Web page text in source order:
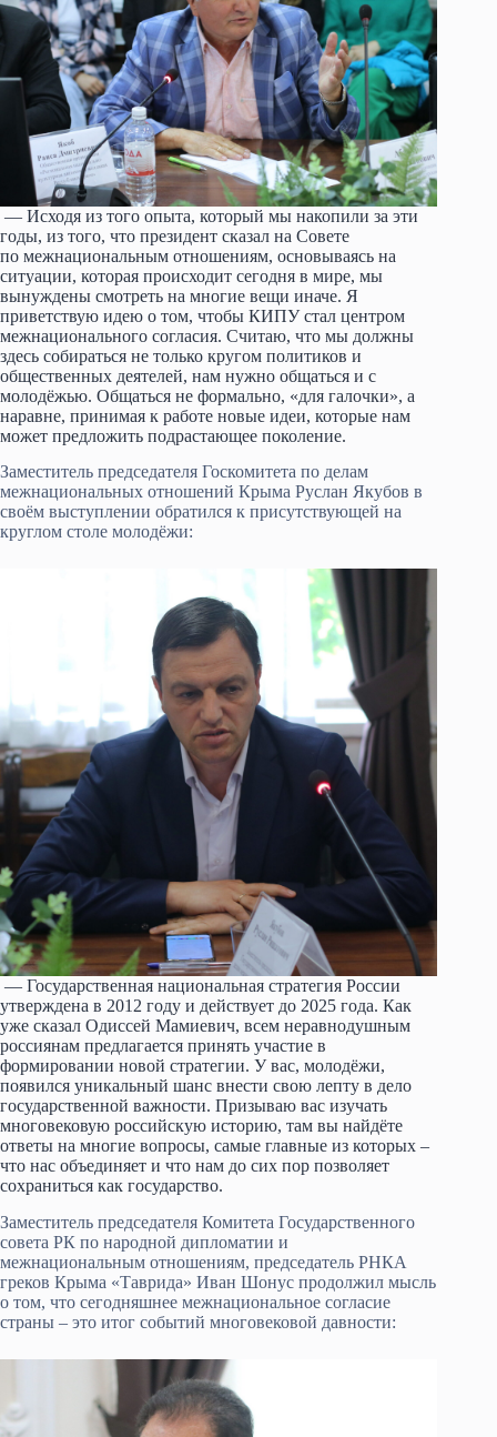
— Исходя из того опыта, который мы накопили за эти
годы, из того, что президент сказал на Совете
по межнациональным отношениям, основываясь на
ситуации, которая происходит сегодня в мире, мы
вынуждены смотреть на многие вещи иначе. Я
приветствую идею о том, чтобы КИПУ стал центром
межнационального согласия. Считаю, что мы должны
здесь собираться не только кругом политиков и
общественных деятелей, нам нужно общаться и с
молодёжью. Общаться не формально, «для галочки», а
наравне, принимая к работе новые идеи, которые нам
может предложить подрастающее поколение.
Заместитель председателя Госкомитета по делам
межнациональных отношений Крыма Руслан Якубов в
своём выступлении обратился к присутствующей на
круглом столе молодёжи:
— Государственная национальная стратегия России
утверждена в 2012 году и действует до 2025 года. Как
уже сказал Одиссей Мамиевич, всем неравнодушным
россиянам предлагается принять участие в
формировании новой стратегии. У вас, молодёжи,
появился уникальный шанс внести свою лепту в дело
государственной важности. Призываю вас изучать
многовековую российскую историю, там вы найдёте
ответы на многие вопросы, самые главные из которых –
что нас объединяет и что нам до сих пор позволяет
сохраниться как государство.
Заместитель председателя Комитета Государственного
совета РК по народной дипломатии и
межнациональным отношениям, председатель РНКА
греков Крыма «Таврида» Иван Шонус продолжил мысль
о том, что сегодняшнее межнациональное согласие
страны – это итог событий многовековой давности: